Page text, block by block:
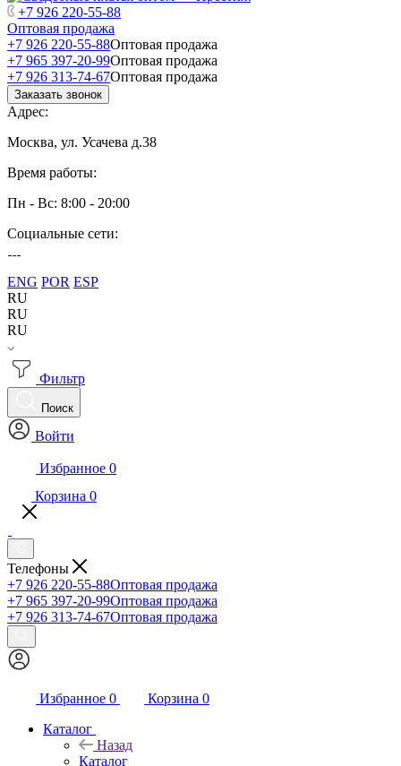
+7 926 220-55-88
Оптовая продажа
+7 926 220-55-88Оптовая продажа
+7 965 397-20-99Оптовая продажа
+7 926 313-74-67Оптовая продажа
Заказать звонок
Адрес:
Москва, ул. Усачева д.38
Время работы:
Пн - Вс: 8:00 - 20:00
Социальные сети:
ENG POR ESP
RU
RU
RU
Фильтр
Поиск
Войти
Избранное 0
Корзина 0
Телефоны
+7 926 220-55-88Оптовая продажа
+7 965 397-20-99Оптовая продажа
+7 926 313-74-67Оптовая продажа
Избранное 0 Корзина 0
Каталог
Назад
Каталог